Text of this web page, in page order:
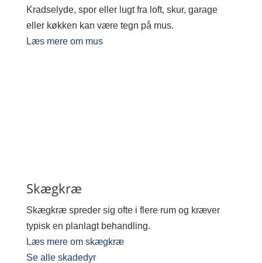
Kradselyde, spor eller lugt fra loft, skur, garage
eller køkken kan være tegn på mus.
Læs mere om mus
Skægkræ
Skægkræ spreder sig ofte i flere rum og kræver
typisk en planlagt behandling.
Læs mere om skægkræ
Se alle skadedyr